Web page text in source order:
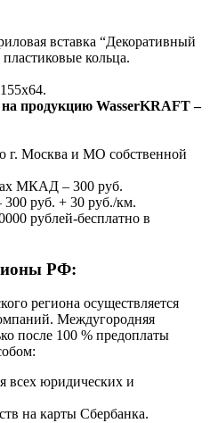
вставка “Декоративный
кольца.
продукцию WasserKRAFT –
г. Москва и МО собственной
МКАД – 300 руб.
руб. + 30 руб./км.
рублей-бесплатно в
РФ:
региона осуществляется
Междугородняя
после 100 % предоплаты
всех юридических и
на карты Сбербанка.